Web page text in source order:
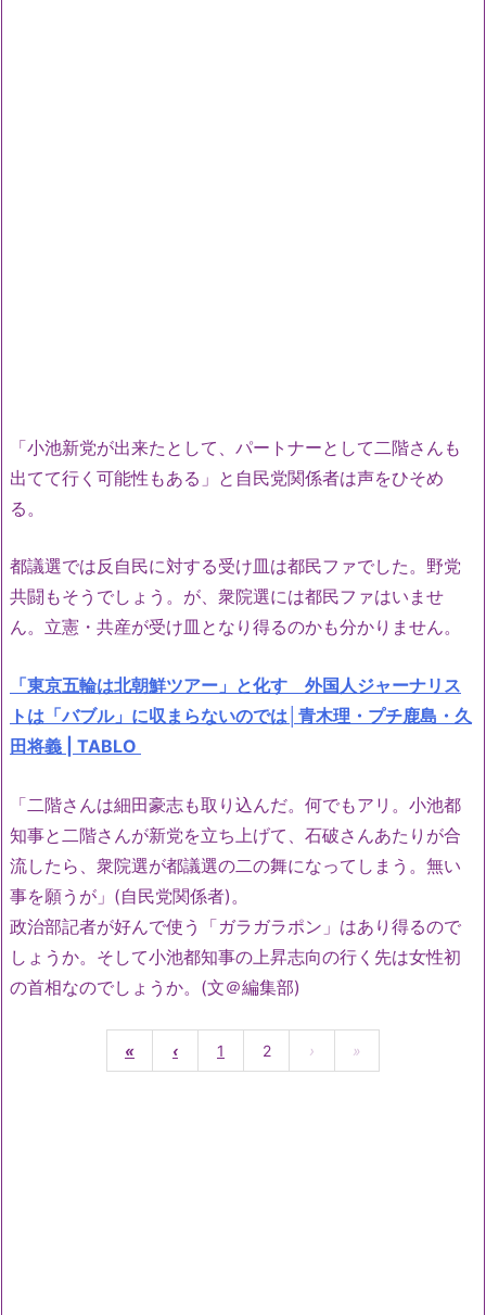
「小池新党が出来たとして、パートナーとして二階さんも
出てて行く可能性もある」と自民党関係者は声をひそめ
る。
都議選では反自民に対する受け皿は都民ファでした。野党
共闘もそうでしょう。が、衆院選には都民ファはいませ
ん。立憲・共産が受け皿となり得るのかも分かりません。
「東京五輪は北朝鮮ツアー」と化す 外国人ジャーナリス
トは「バブル」に収まらないのでは│青木理・プチ鹿島・久
田将義 | TABLO
「二階さんは細田豪志も取り込んだ。何でもアリ。小池都
知事と二階さんが新党を立ち上げて、石破さんあたりが合
流したら、衆院選が都議選の二の舞になってしまう。無い
事を願うが」(自民党関係者)。
政治部記者が好んで使う「ガラガラポン」はあり得るので
しょうか。そして小池都知事の上昇志向の行く先は女性初
の首相なのでしょうか。(文＠編集部)
« ‹ 1 2 › »